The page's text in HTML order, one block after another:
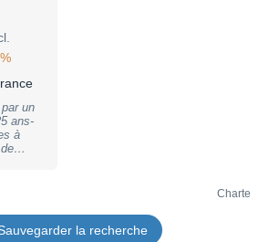
un
ans-
à
Charte
la recherche